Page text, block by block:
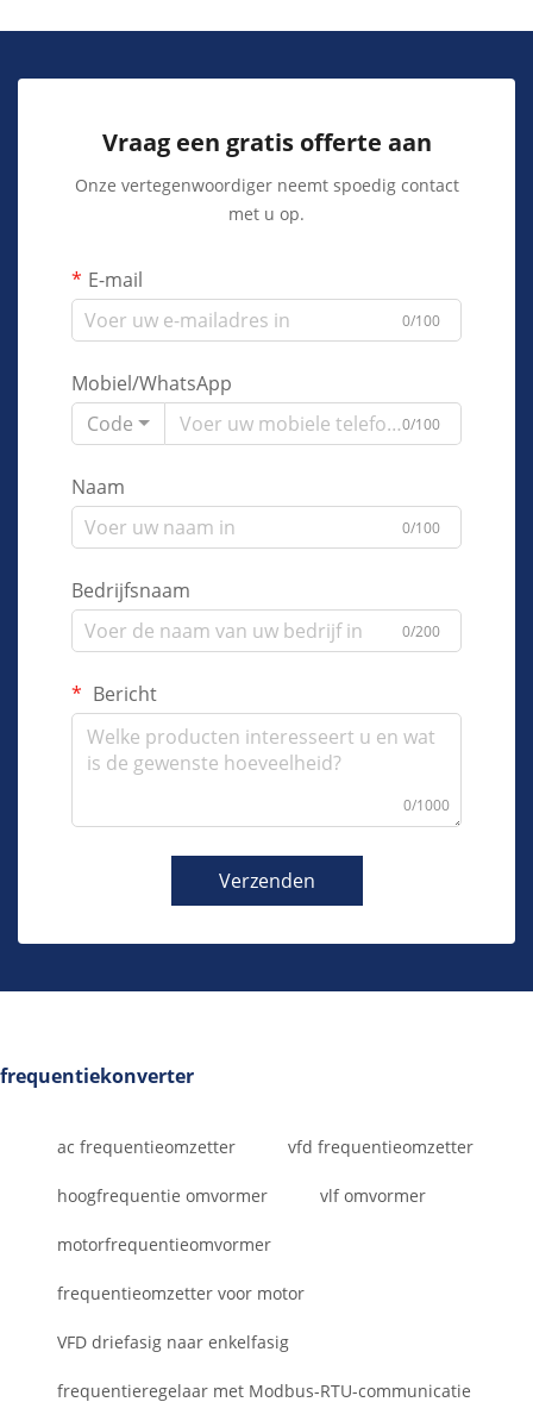
Vraag een gratis offerte aan
Onze vertegenwoordiger neemt spoedig contact
met u op.
E-mail
0/100
Mobiel/WhatsApp
Code
0/100
Naam
0/100
Bedrijfsnaam
0/200
Bericht
0/1000
Verzenden
frequentiekonverter
ac frequentieomzetter vfd frequentieomzetter
hoogfrequentie omvormer vlf omvormer
motorfrequentieomvormer
frequentieomzetter voor motor
VFD driefasig naar enkelfasig
frequentieregelaar met Modbus-RTU-communicatie